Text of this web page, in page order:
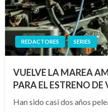
REDACTORES SERIES
VUELVE LA MAREA
PARA EL ESTRENO DE
Han sido casi dos años